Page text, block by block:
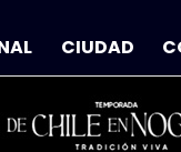
CIUDAD